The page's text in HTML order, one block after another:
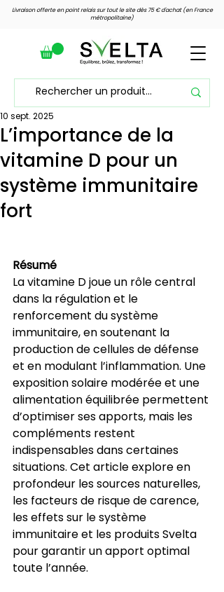
Voir les points
Livraison offerte en point relais sur tout le site dès 75 € d'achat (en France
métropolitaine)
L’importance de la
vitamine D pour un
système immunitaire
fort
10 sept. 2025
Résumé
La vitamine D joue un rôle central
dans la régulation et le
renforcement du système
immunitaire, en soutenant la
production de cellules de défense
et en modulant l’inflammation. Une
exposition solaire modérée et une
alimentation équilibrée permettent
d’optimiser ses apports, mais les
compléments restent
indispensables dans certaines
situations. Cet article explore en
profondeur les sources naturelles,
les facteurs de risque de carence,
les effets sur le système
immunitaire et les produits Svelta
pour garantir un apport optimal
toute l’année.